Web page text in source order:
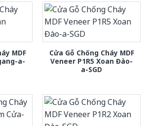
MDF
a-
Cửa Gỗ Chống Cháy MDF
Veneer P1R5 Xoan Đào-
a-SGD